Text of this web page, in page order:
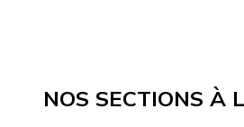
NOS SECTIONS À